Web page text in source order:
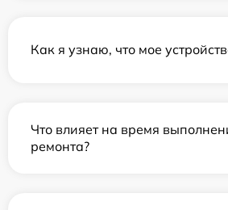
Как я узнаю, что мое
Что влияет на время
ремонта?